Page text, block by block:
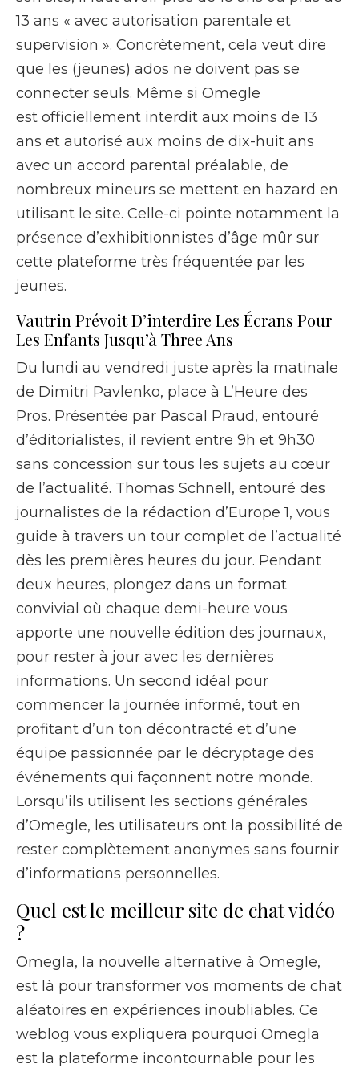
13 ans « avec autorisation parentale et
supervision ». Concrètement, cela veut dire
que les (jeunes) ados ne doivent pas se
connecter seuls. Même si Omegle
est officiellement interdit aux moins de 13
ans et autorisé aux moins de dix-huit ans
avec un accord parental préalable, de
nombreux mineurs se mettent en hazard en
utilisant le site. Celle-ci pointe notamment la
présence d’exhibitionnistes d’âge mûr sur
cette plateforme très fréquentée par les
jeunes.
Vautrin Prévoit D’interdire Les Écrans Pour
Les Enfants Jusqu’à Three Ans
Du lundi au vendredi juste après la matinale
de Dimitri Pavlenko, place à L’Heure des
Pros. Présentée par Pascal Praud, entouré
d’éditorialistes, il revient entre 9h et 9h30
sans concession sur tous les sujets au cœur
de l’actualité. Thomas Schnell, entouré des
journalistes de la rédaction d’Europe 1, vous
guide à travers un tour complet de l’actualité
dès les premières heures du jour. Pendant
deux heures, plongez dans un format
convivial où chaque demi-heure vous
apporte une nouvelle édition des journaux,
pour rester à jour avec les dernières
informations. Un second idéal pour
commencer la journée informé, tout en
profitant d’un ton décontracté et d’une
équipe passionnée par le décryptage des
événements qui façonnent notre monde.
Lorsqu’ils utilisent les sections générales
d’Omegle, les utilisateurs ont la possibilité de
rester complètement anonymes sans fournir
d’informations personnelles.
Quel est le meilleur site de chat vidéo
?
Omegla, la nouvelle alternative à Omegle,
est là pour transformer vos moments de chat
aléatoires en expériences inoubliables. Ce
weblog vous expliquera pourquoi Omegla
est la plateforme incontournable pour les